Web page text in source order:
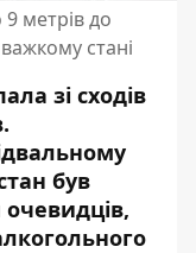
9 метрів до
стані
зі сходів
був